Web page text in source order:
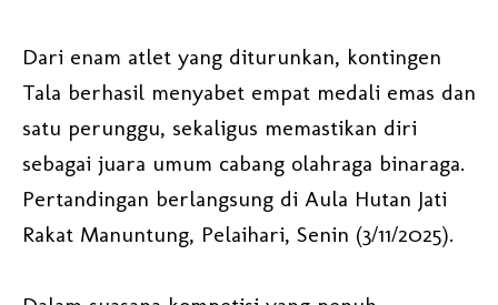
Dari enam atlet yang diturunkan, kontingen
Tala berhasil menyabet empat medali emas dan
satu perunggu, sekaligus memastikan diri
sebagai juara umum cabang olahraga binaraga.
Pertandingan berlangsung di Aula Hutan Jati
Rakat Manuntung, Pelaihari, Senin (3/11/2025).